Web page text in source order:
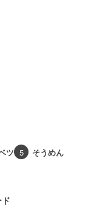
ツ 5 そうめん